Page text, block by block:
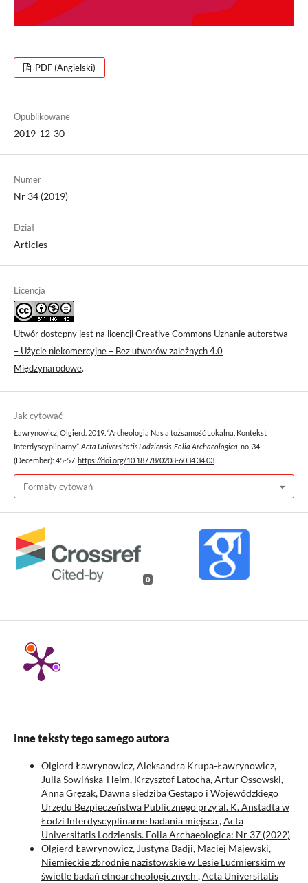
PDF (Angielski)
Opublikowane
2019-12-30
Numer
Nr 34 (2019)
Dział
Articles
Licencja
Utwór dostępny jest na licencjiCreative Commons Uznanie autorstwa
– Użycie niekomercyjne – Bez utworów zależnych 4.0
Międzynarodowe.
Jak cytować
Ławrynowicz, Olgierd. 2019. “Archeologia Nas a tożsamość Lokalna. Kontekst
Interdyscyplinarny”. Acta Universitatis Lodziensis. Folia Archaeologica , no. 34
(December): 45-57. https://doi.org/10.18778/0208-6034.34.03
Formaty cytowań
0
Inne teksty tego samego autora
Olgierd Ławrynowicz, Aleksandra Krupa-Ławrynowicz,
Julia Sowińska-Heim, Krzysztof Latocha, Artur Ossowski,
Anna Gręzak, Dawna siedziba Gestapo i Wojewódzkiego
Urzędu Bezpieczeństwa Publicznego przy al. K. Anstadta w
Łodzi Interdyscyplinarne badania miejsca,Acta
Universitatis Lodziensis. Folia Archaeologica: Nr 37 (2022)
Olgierd Ławrynowicz, Justyna Badji, Maciej Majewski,
Niemieckie zbrodnie nazistowskie w Lesie Lućmierskim w
świetle badań etnoarcheologicznych ,Acta Universitatis